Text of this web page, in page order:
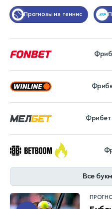
Прогнозы на теннис
Фрибет
Все